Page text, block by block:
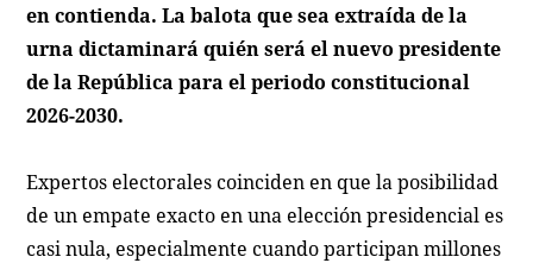
en contienda. La balota que sea extraída de la
urna dictaminará quién será el nuevo presidente
de la República para el periodo constitucional
2026-2030.
Expertos electorales coinciden en que la posibilidad
de un empate exacto en una elección presidencial es
casi nula, especialmente cuando participan millones